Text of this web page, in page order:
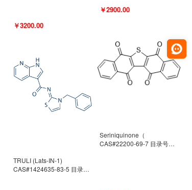
￥3200.00
TRULI (Lats-IN-1)
CAS#1424635-83-5 目录号
￥2900.00
Seriniquinone（
CAS#22200-69-7 目录号